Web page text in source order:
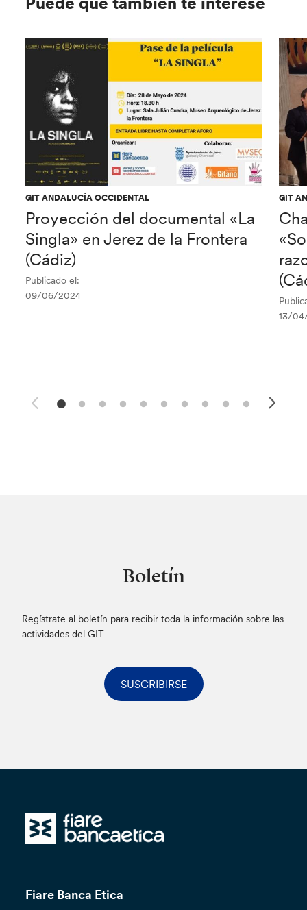
GIT ANDALUCÍA OCCIDENTAL
Proyección del documental «La
Singla» en Jerez de la Frontera
(Cádiz)
Publicado el:
09/06/2024
GIT
13/
Boletín
Regístrate al boletín para recibir toda la información sobre las
actividades del GIT
SUSCRIBIRSE
Fiare Banca Etica